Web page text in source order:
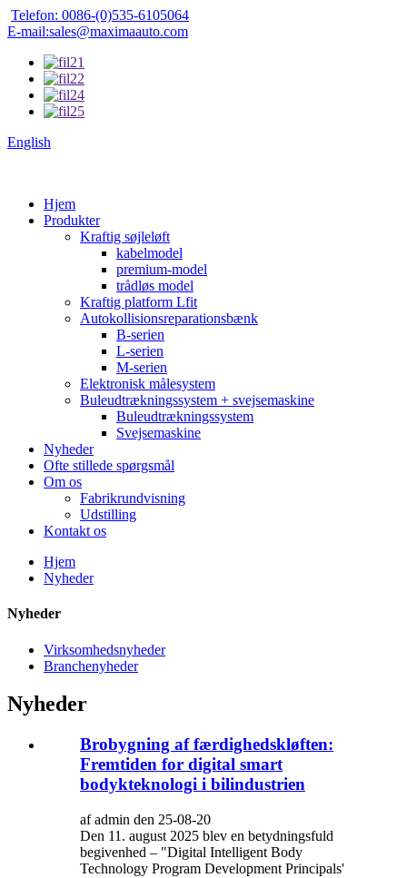
Telefon: 0086-(0)535-6105064
E-mail:sales@maximaauto.com
English
Hjem
Produkter
Kraftig søjleløft
kabelmodel
premium-model
trådløs model
Kraftig platform Lfit
Autokollisionsreparationsbænk
B-serien
L-serien
M-serien
Elektronisk målesystem
Buleudtrækningssystem + svejsemaskine
Buleudtrækningssystem
Svejsemaskine
Nyheder
Ofte stillede spørgsmål
Om os
Fabrikrundvisning
Udstilling
Kontakt os
Hjem
Nyheder
Nyheder
Virksomhedsnyheder
Branchenyheder
Nyheder
Brobygning af færdighedskløften:
Fremtiden for digital smart
bodykteknologi i bilindustrien
af admin den 25-08-20
Den 11. august 2025 blev en betydningsfuld
begivenhed – "Digital Intelligent Body
Technology Program Development Principals'